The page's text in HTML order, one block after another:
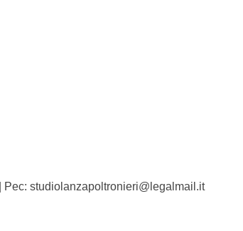
studiolanzapoltronieri@legalmail.it